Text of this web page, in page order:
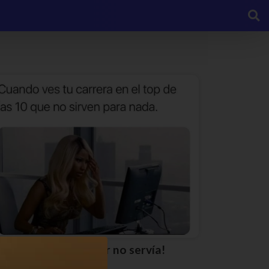
¡Yo sabía que estudiar no servía!